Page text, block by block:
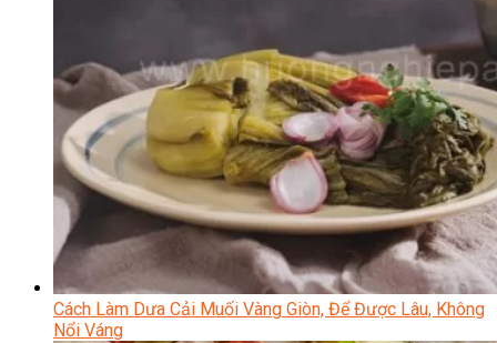
Cách Làm Dưa Cải Muối Vàng Giòn, Để Được Lâu, Không
Nổi Váng